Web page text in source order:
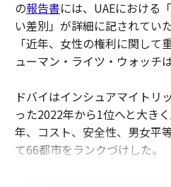
の報告書には、UAEにおける
い差別」が詳細に記されてい
「近年、女性の権利に関して
ューマン・ライツ・ウォッチ
ドバイはインシュアマイトリ
った2022年から1位へと大き
年、コスト、安全性、男女平
て66都市をランクづけした。